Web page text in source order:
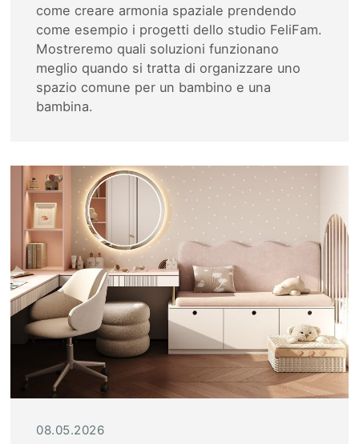
come creare armonia spaziale prendendo
come esempio i progetti dello studio FeliFam.
Mostreremo quali soluzioni funzionano
meglio quando si tratta di organizzare uno
spazio comune per un bambino e una
bambina.
08.05.2026